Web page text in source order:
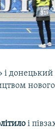
донецький
і